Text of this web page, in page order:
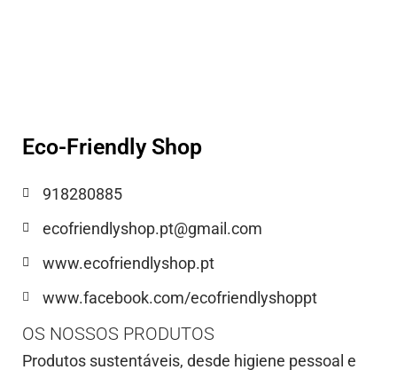
Eco-Friendly Shop
918280885
ecofriendlyshop.pt@gmail.com
www.ecofriendlyshop.pt
www.facebook.com/ecofriendlyshoppt
OS NOSSOS PRODUTOS
Produtos sustentáveis, desde higiene pessoal e